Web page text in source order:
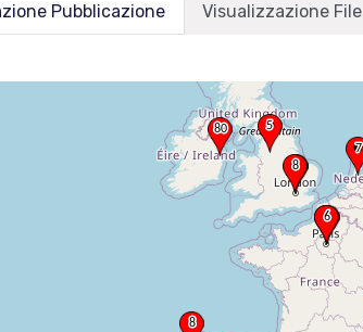
Pubblicazione Visualizzazione File